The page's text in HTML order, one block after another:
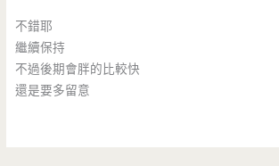
不錯耶
繼續保持
不過後期會胖的比較快
還是要多留意